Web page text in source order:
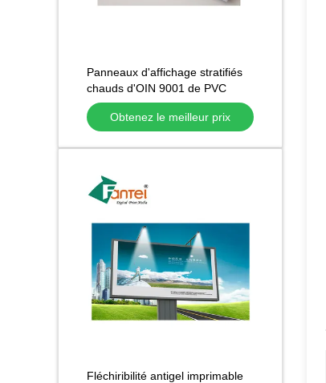
Panneaux d'affichage stratifiés
chauds d'OIN 9001 de PVC
Frontlit Fléchir Bannière pour la
publicitéObtenez le meilleur prix
Fléchiribilité antigel imprimable